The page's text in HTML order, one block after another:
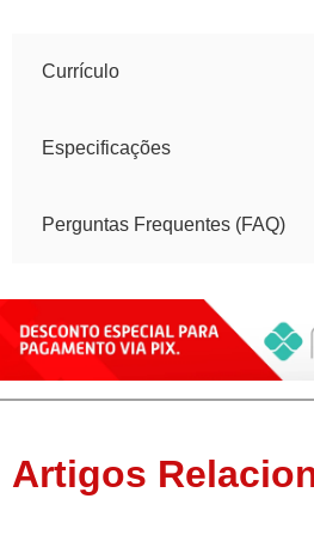
Currículo
Especificações
Perguntas Frequentes (FAQ)
Artigos